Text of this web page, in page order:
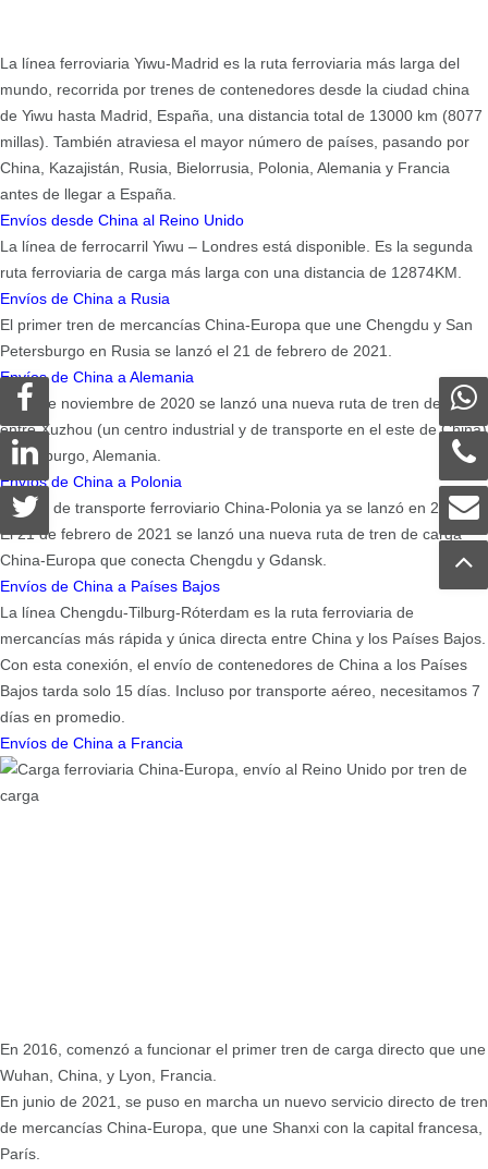
La línea ferroviaria Yiwu-Madrid es la ruta ferroviaria más larga del
mundo, recorrida por trenes de contenedores desde la ciudad china
de Yiwu hasta Madrid, España, una distancia total de 13000 km (8077
millas). También atraviesa el mayor número de países, pasando por
China, Kazajistán, Rusia, Bielorrusia, Polonia, Alemania y Francia
antes de llegar a España.
Envíos desde China al Reino Unido
La línea de ferrocarril Yiwu – Londres está disponible. Es la segunda
ruta ferroviaria de carga más larga con una distancia de 12874KM.
Envíos de China a Rusia
El primer tren de mercancías China-Europa que une Chengdu y San
Petersburgo en Rusia se lanzó el 21 de febrero de 2021.
Envíos de China a Alemania
El 28 de noviembre de 2020 se lanzó una nueva ruta de tren de carga
entre Xuzhou (un centro industrial y de transporte en el este de China)
y Hamburgo, Alemania.
Envíos de China a Polonia
La ruta de transporte ferroviario China-Polonia ya se lanzó en 2013.
El 21 de febrero de 2021 se lanzó una nueva ruta de tren de carga
China-Europa que conecta Chengdu y Gdansk.
Envíos de China a Países Bajos
La línea Chengdu-Tilburg-Róterdam es la ruta ferroviaria de
mercancías más rápida y única directa entre China y los Países Bajos.
Con esta conexión, el envío de contenedores de China a los Países
Bajos tarda solo 15 días. Incluso por transporte aéreo, necesitamos 7
días en promedio.
Envíos de China a Francia
En 2016, comenzó a funcionar el primer tren de carga directo que une
Wuhan, China, y Lyon, Francia.
En junio de 2021, se puso en marcha un nuevo servicio directo de tren
de mercancías China-Europa, que une Shanxi con la capital francesa,
París.